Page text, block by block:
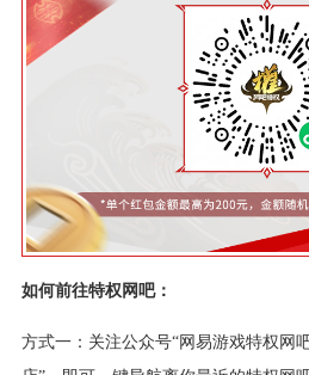
如何前往特权网吧：
方式一：关注公众号“网易游戏特权网